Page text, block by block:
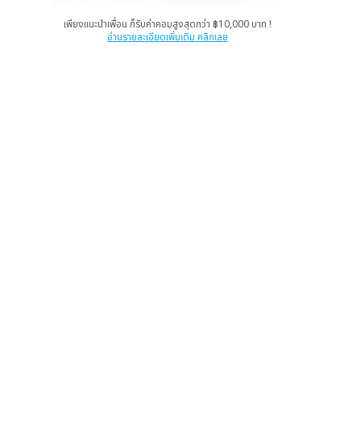
เพียงแนะนำเพื่อน ก็รับค่าคอมสูงสุดกว่า ฿10,000 บาท !
อ่านรายละเอียดเพิ่มเติม คลิกเลย